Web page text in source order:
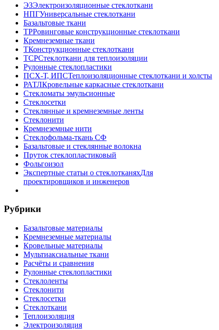
ЭЗЭлектроизоляционные стеклоткани
НПГУниверсальные стеклоткани
Базальтовые ткани
ТРРовинговые конструкционные стеклоткани
Кремнеземные ткани
ТКонструкционные стеклоткани
ТСРСтеклоткани для теплоизоляции
Рулонные стеклопластики
ПСХ-Т, ИПСТеплоизоляционные стеклоткани и холсты
РАТЛКровельные каркасные стеклоткани
Стекломаты эмульсионные
Стеклосетки
Стеклянные и кремнеземные ленты
Стеклонити
Кремнеземные нити
Стеклофольма-ткань СФ
Базальтовые и стеклянные волокна
Пруток стеклопластиковый
Фольгоизол
Экспертные статьи о стеклотканяхДля
проектировщиков и инженеров
Рубрики
Базальтовые материалы
Кремнеземные материалы
Кровельные материалы
Мультиаксиальные ткани
Расчёты и сравнения
Рулонные стеклопластики
Стеклоленты
Стеклонити
Стеклосетки
Стеклоткани
Теплоизоляция
Электроизоляция